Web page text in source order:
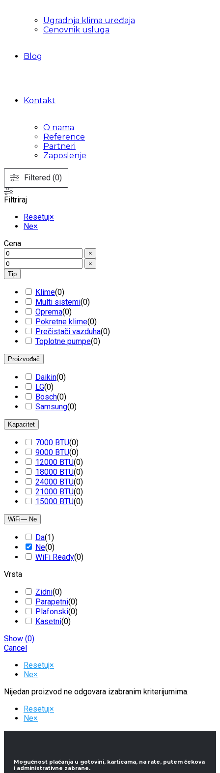
Ugradnja klima uređaja
Cenovnik usluga
Blog
Kontakt
O nama
Reference
Partneri
Zaposlenje
Resetuj×
Ne×
Nijedan proizvod ne odgovara izabranim kriterijumima.
Resetuj×
Ne×
Filtered (0)
Filtriraj
Resetuj×
Ne×
Cena
×
×
Tip
Klime(0)
Multi sistemi(0)
Oprema(0)
Pokretne klime(0)
Prečistači vazduha(0)
Toplotne pumpe(0)
Proizvođač
Daikin(0)
LG(0)
Bosch(0)
Samsung(0)
Kapacitet
7000 BTU(0)
9000 BTU(0)
12000 BTU(0)
18000 BTU(0)
24000 BTU(0)
21000 BTU(0)
15000 BTU(0)
WiFi— Ne
Da(1)
Ne(0)
WiFi Ready(0)
Vrsta
Zidni(0)
Parapetni(0)
Plafonski(0)
Kasetni(0)
Show (0)
Cancel
Mogućnost plaćanja u gotovini, karticama, na rate, putem čekova
i administrativne zabrane.